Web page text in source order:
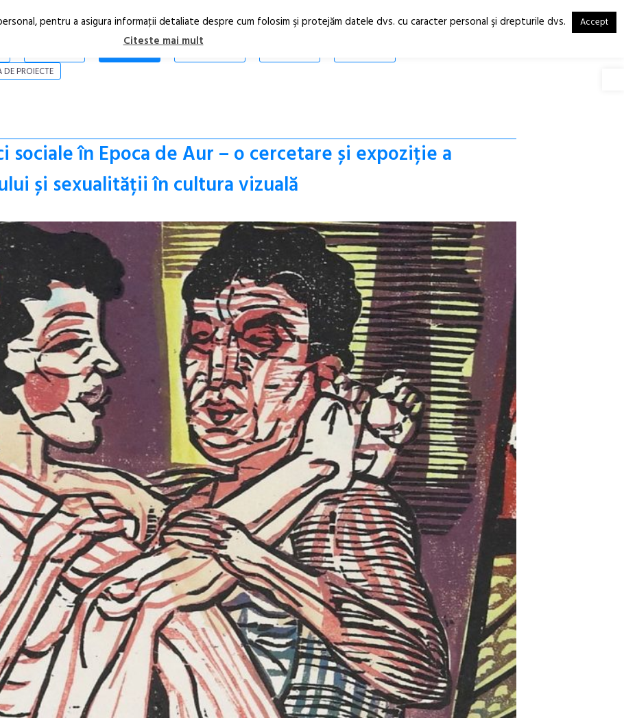
RO
EN
STIRI
PROIECTE
în Epoca de Aur – o cercetare și expoziție a
și sexualității în cultura vizuală
pentru a asigura informaţii detaliate despre cum folosim şi protejăm datele dvs. cu caracter personal şi drepturile dvs. Accept
Citeste mai mult